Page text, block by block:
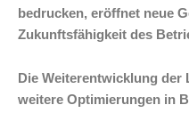
bedrucken, eröffnet neue
Zukunftsfähigkeit des
Die Weiterentwicklung der
weitere Optimierungen in